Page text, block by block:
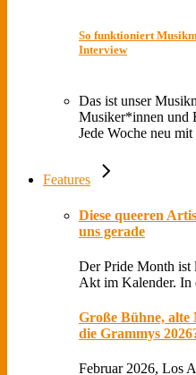
So funktioniert
Interview
Das ist unser
Musiker*innen und
Jede Woche neu
Features
Diese queeren
uns gerade
Der Pride Month ist
Akt im Kalender. In
Große Bühne, alte
die Grammys
Februar 2026, Los